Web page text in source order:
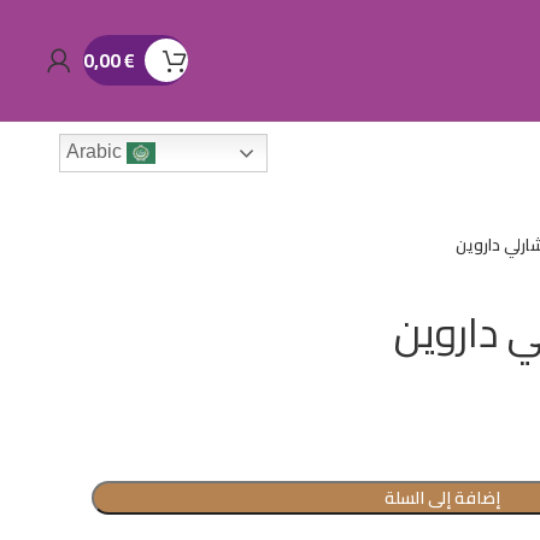
0,00€
Arabic
داروين
داروين
إضافة إلى السلة